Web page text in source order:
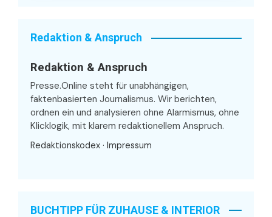
Redaktion & Anspruch
Redaktion & Anspruch
Presse.Online steht für unabhängigen,
faktenbasierten Journalismus. Wir berichten,
ordnen ein und analysieren ohne Alarmismus, ohne
Klicklogik, mit klarem redaktionellem Anspruch.
Redaktionskodex · Impressum
BUCHTIPP FÜR ZUHAUSE & INTERIOR